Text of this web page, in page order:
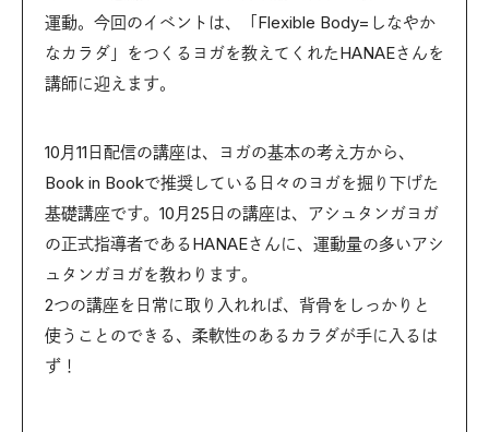
運動。今回のイベントは、「Flexible Body=しなやか
なカラダ」をつくるヨガを教えてくれたHANAEさんを
講師に迎えます。
10月11日配信の講座は、ヨガの基本の考え方から、
Book in Bookで推奨している日々のヨガを掘り下げた
基礎講座です。10月25日の講座は、アシュタンガヨガ
の正式指導者であるHANAEさんに、運動量の多いアシ
ュタンガヨガを教わります。
2つの講座を日常に取り入れれば、背骨をしっかりと
使うことのできる、柔軟性のあるカラダが手に入るは
ず！